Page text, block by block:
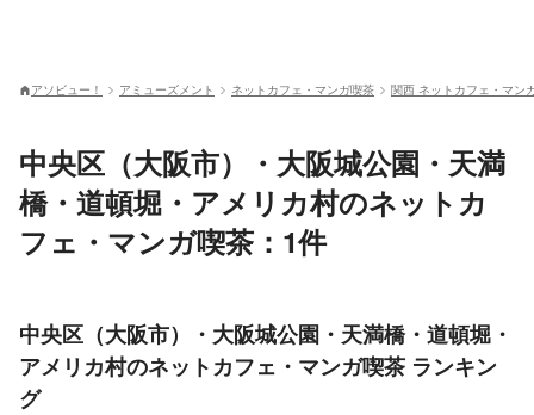
アソビュー！ アミューズメント ネットカフェ・マンガ喫茶 関西 ネットカフェ・マン
中央区（大阪市）・大阪城公園・天満
橋・道頓堀・アメリカ村のネットカ
フェ・マンガ喫茶：1件
中央区（大阪市）・大阪城公園・天満橋・道頓堀・
アメリカ村のネットカフェ・マンガ喫茶 ランキン
グ